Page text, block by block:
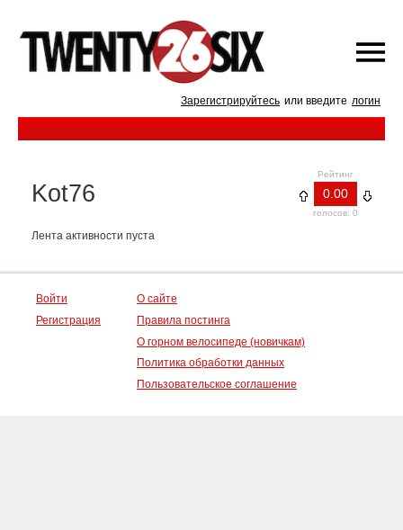
Зарегистрируйтесь или введите логин
Рейтинг
0.00
голосов: 0
Kot76
Лента активности пуста
Войти
Регистрация
О сайте
Правила постинга
О горном велосипеде (новичкам)
Политика обработки данных
Пользовательское соглашение